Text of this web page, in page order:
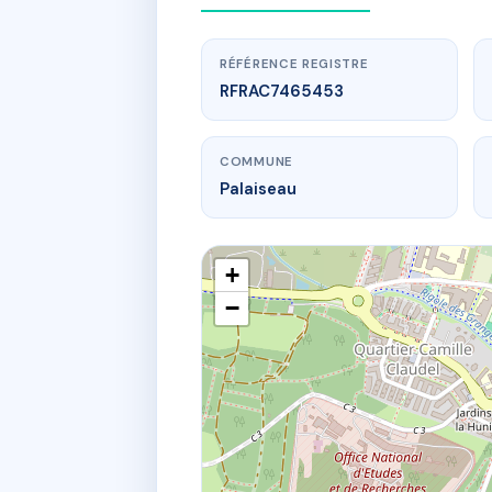
SDC 71
71 r
RÉFÉRENCE REGISTRE
RFRAC7465453
COMMUNE
Palaiseau
+
−